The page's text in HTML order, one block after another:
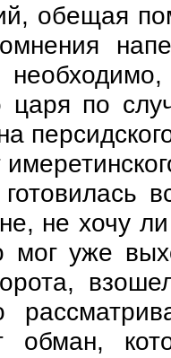
обещая
царя по
не хочу
мог уже